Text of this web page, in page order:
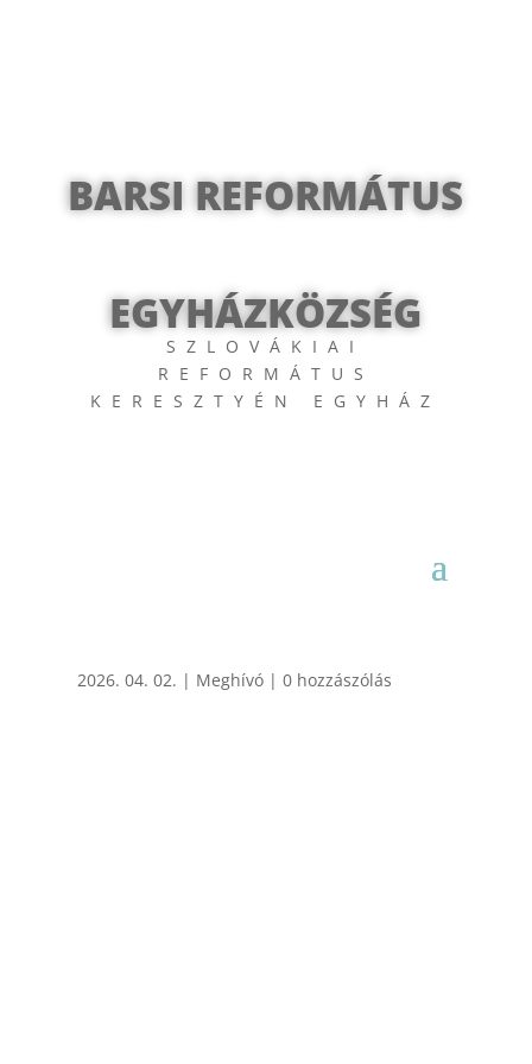
BARSI REFORMÁTUS
EGYHÁZKÖZSÉG
SZLOVÁKIAI
REFORMÁTUS
KERESZTYÉN EGYHÁZ
2026. 04. 02. | Meghívó| 0 hozzászólás